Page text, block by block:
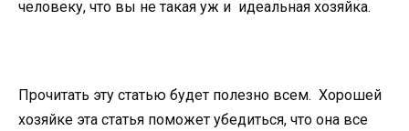
человеку, что вы не такая уж и идеальная хозяйка.
Прочитать эту статью будет полезно всем. Хорошей
хозяйке эта статья поможет убедиться, что она все